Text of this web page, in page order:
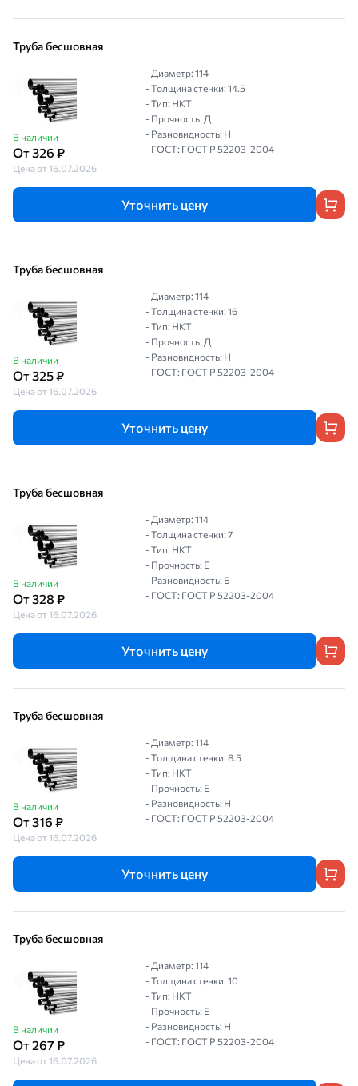
Труба бесшовная
В наличии
От 326 ₽
Цена от 16.07.2026
- Диаметр: 114
- Толщина стенки: 14.5
- Тип: НКТ
- Прочность: Д
- Разновидность: Н
- ГОСТ: ГОСТ Р 52203-2004
Уточнить цену
Труба бесшовная
В наличии
От 325 ₽
Цена от 16.07.2026
- Диаметр: 114
- Толщина стенки: 16
- Тип: НКТ
- Прочность: Д
- Разновидность: Н
- ГОСТ: ГОСТ Р 52203-2004
Уточнить цену
Труба бесшовная
В наличии
От 328 ₽
Цена от 16.07.2026
- Диаметр: 114
- Толщина стенки: 7
- Тип: НКТ
- Прочность: Е
- Разновидность: Б
- ГОСТ: ГОСТ Р 52203-2004
Уточнить цену
Труба бесшовная
В наличии
От 316 ₽
Цена от 16.07.2026
- Диаметр: 114
- Толщина стенки: 8.5
- Тип: НКТ
- Прочность: Е
- Разновидность: Н
- ГОСТ: ГОСТ Р 52203-2004
Уточнить цену
Труба бесшовная
В наличии
От 267 ₽
Цена от 16.07.2026
- Диаметр: 114
- Толщина стенки: 10
- Тип: НКТ
- Прочность: Е
- Разновидность: Н
- ГОСТ: ГОСТ Р 52203-2004